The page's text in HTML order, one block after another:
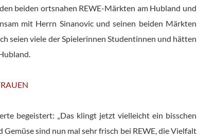
beiden ortsnahen REWE-Märkten am Hubland und
mit Herrn Sinanovic und seinen beiden Märkten
seien viele der Spielerinnen Studentinnen und hätten
begeistert: „Das klingt jetzt vielleicht ein bisschen
sind nun mal sehr frisch bei REWE, die Vielfalt